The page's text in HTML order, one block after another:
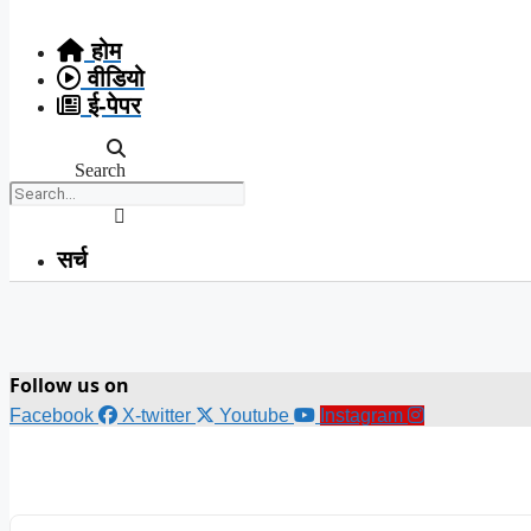
content
होम
वीडियो
ई-पेपर
Search
सर्च
Follow us on
Facebook X-twitter Youtube Instagram